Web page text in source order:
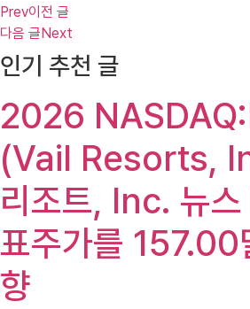
Prev이전 글
다음 글 Next
인기 추천 글
2026
(Vail Resorts,
리조트, Inc. 뉴
표주가를 157.00
향